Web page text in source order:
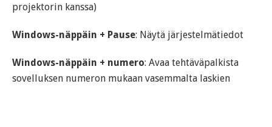
projektorin kanssa)
Windows-näppäin + Pause: Näytä järjestelmätiedot
Windows-näppäin + numero: Avaa tehtäväpalkista
sovelluksen numeron mukaan vasemmalta laskien